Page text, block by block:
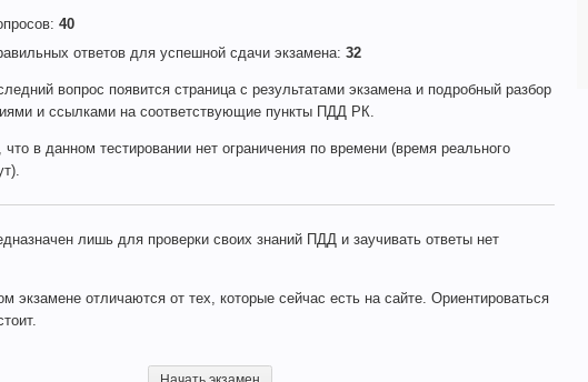
40
ответов для успешной сдачи экзамена: 32
вопрос появится страница с результатами экзамена и подробный разбор
и ссылками на соответствующие пункты ПДД РК.
в данном тестировании нет ограничения по времени (время реального
лишь для проверки своих знаний ПДД и заучивать ответы нет
экзамене отличаются от тех, которые сейчас есть на сайте. Ориентироваться